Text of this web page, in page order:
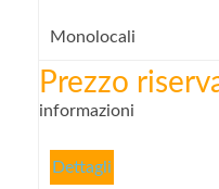
Monolocali
Prezzo
informazioni
Dettagli